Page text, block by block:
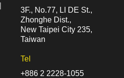
3F., No.77, LI DE St.,
Zhonghe Dist.,
New Taipei City 235,
Taiwan
Tel
+886 2 2228-1055